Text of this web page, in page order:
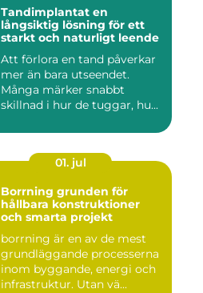
Tandimplantat en
långsiktig lösning för ett
starkt och naturligt leende
Att förlora en tand påverkar
mer än bara utseendet.
Många märker snabbt
skillnad i hur de tuggar, hu...
01. jul
Borrning grunden för
hållbara konstruktioner
och smarta projekt
borrning är en av de mest
grundläggande processerna
inom byggande, energi och
infrastruktur. Utan vä...